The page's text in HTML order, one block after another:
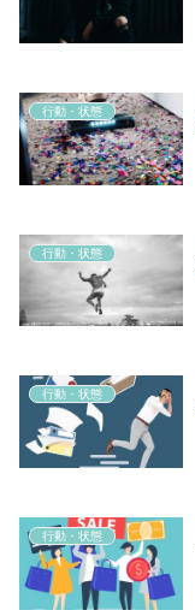
行動・状態
行動・状態
行動・状態
行動・状態